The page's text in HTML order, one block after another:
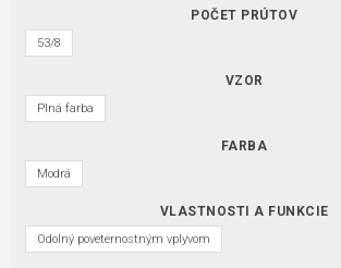
POČET PRÚTOV
53/8
VZOR
Plná farba
FARBA
Modrá
VLASTNOSTI A FUNKCIE
Odolný poveternostným vplyvom